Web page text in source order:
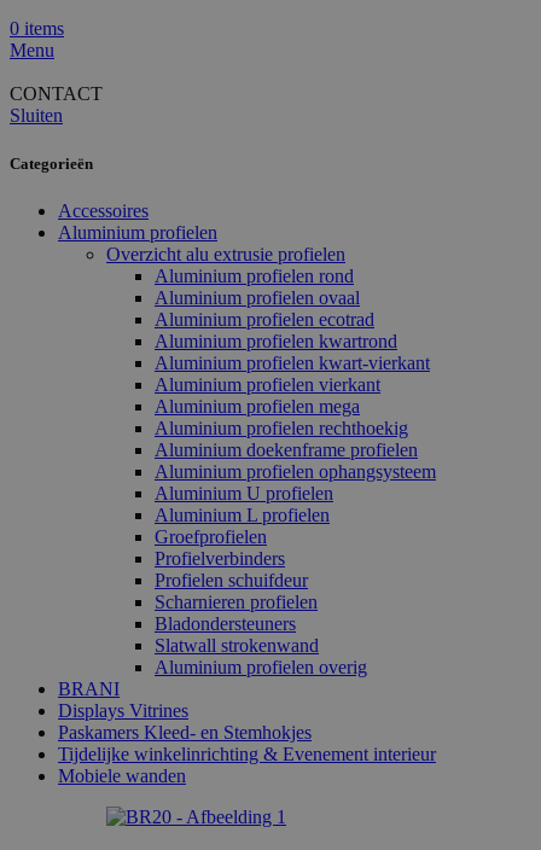
0 items
Menu
CONTACT
Sluiten
Categorieën
Accessoires
Aluminium profielen
Overzicht alu extrusie profielen
Aluminium profielen rond
Aluminium profielen ovaal
Aluminium profielen ecotrad
Aluminium profielen kwartrond
Aluminium profielen kwart-vierkant
Aluminium profielen vierkant
Aluminium profielen mega
Aluminium profielen rechthoekig
Aluminium doekenframe profielen
Aluminium profielen ophangsysteem
Aluminium U profielen
Aluminium L profielen
Groefprofielen
Profielverbinders
Profielen schuifdeur
Scharnieren profielen
Bladondersteuners
Slatwall strokenwand
Aluminium profielen overig
BRANI
Displays Vitrines
Paskamers Kleed- en Stemhokjes
Tijdelijke winkelinrichting & Evenement interieur
Mobiele wanden